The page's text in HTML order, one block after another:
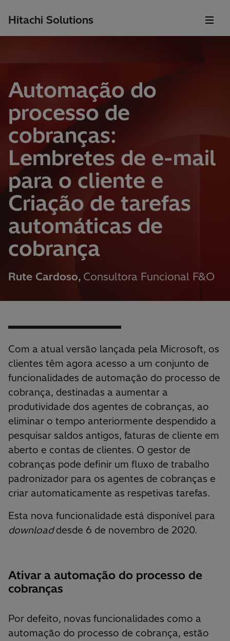
Hitachi Solutions
Automação do
processo de
cobranças:
Lembretes de e-mail
para o cliente e
Criação de tarefas
automáticas de
cobrança
Rute Cardoso, Consultora Funcional F&O
Com a atual versão lançada pela Microsoft, os
clientes têm agora acesso a um conjunto de
funcionalidades de automação do processo de
cobrança, destinadas a aumentar a
produtividade dos agentes de cobranças, ao
eliminar o tempo anteriormente despendido a
pesquisar saldos antigos, faturas de cliente em
aberto e contas de clientes. O gestor de
cobranças pode definir um fluxo de trabalho
padronizador para os agentes de cobranças e
criar automaticamente as respetivas tarefas.
Esta nova funcionalidade está disponível para
downloaddesde 6 de novembro de 2020.
Ativar a automação do processo de
cobranças
Por defeito, novas funcionalidades como a
automação do processo de cobrança, estão